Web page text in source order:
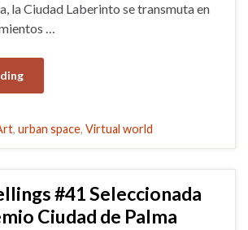
la Ciudad Laberinto se transmuta en
…
, urban space, Virtual world
#41 Seleccionada
Ciudad de Palma